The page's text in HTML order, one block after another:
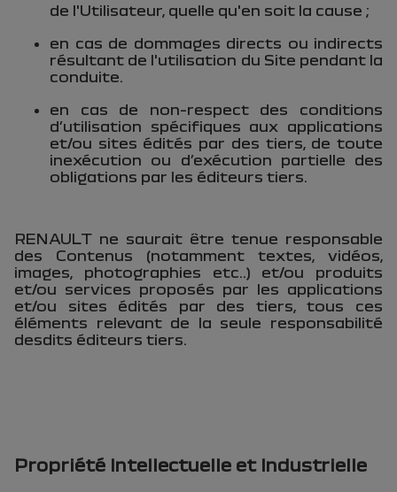
de l'Utilisateur, quelle qu'en soit la cause ;
en cas de dommages directs ou indirects
résultant de l'utilisation du Site pendant la
conduite.
en cas de non-respect des conditions
d’utilisation spécifiques aux applications
et/ou sites édités par des tiers, de toute
inexécution ou d’exécution partielle des
obligations par les éditeurs tiers.
RENAULT ne saurait être tenue responsable
des Contenus (notamment textes, vidéos,
images, photographies etc..) et/ou produits
et/ou services proposés par les applications
et/ou sites édités par des tiers, tous ces
éléments relevant de la seule responsabilité
desdits éditeurs tiers.
Propriété Intellectuelle et Industrielle